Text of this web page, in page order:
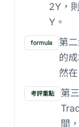
2Y，
Y。
formula
第
的
然
考評重點
第
間